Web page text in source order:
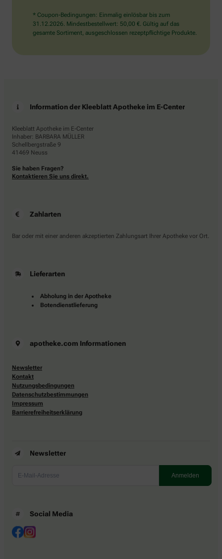
* Coupon-Bedingungen: Einmalig einlösbar bis zum
31.12.2026. Mindestbestellwert: 50,00 €. Gültig auf das
gesamte Sortiment, ausgeschlossen rezeptpflichtige Produkte.
Information der Kleeblatt Apotheke im E-Center
Kleeblatt Apotheke im E-Center
Inhaber: BARBARA MÜLLER
Schellbergstraße 9
41469 Neuss
Sie haben Fragen?
Kontaktieren Sie uns direkt.
Zahlarten
Bar oder mit einer anderen akzeptierten Zahlungsart Ihrer Apotheke vor Ort.
Lieferarten
Abholung in der Apotheke
Botendienstlieferung
apotheke.com Informationen
Newsletter
Kontakt
Nutzungsbedingungen
Datenschutzbestimmungen
Impressum
Barrierefreiheitserklärung
Newsletter
Social Media